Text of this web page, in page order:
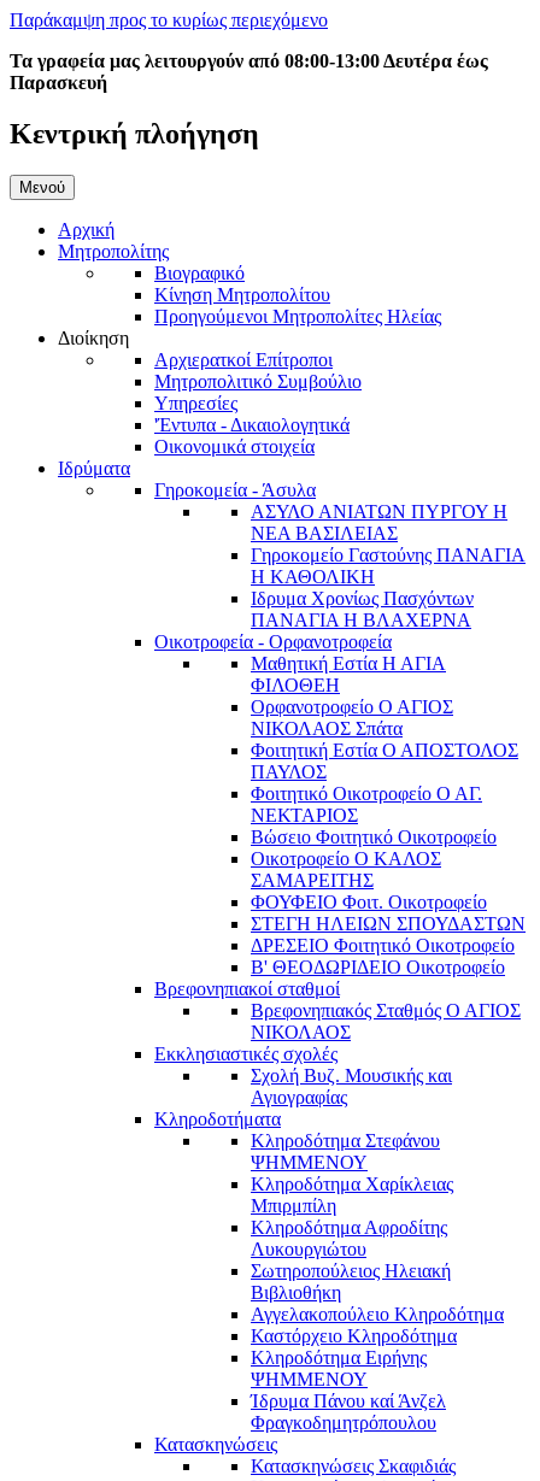
Παράκαμψη προς το κυρίως περιεχόμενο
Τα γραφεία μας λειτουργούν από 08:00-13:00 Δευτέρα έως
Παρασκευή
Κεντρική πλοήγηση
Μενού
Αρχική
Μητροπολίτης
Βιογραφικό
Κίνηση Μητροπολίτου
Προηγούμενοι Μητροπολίτες Ηλείας
Διοίκηση
Αρχιερατκοί Επίτροποι
Μητροπολιτικό Συμβούλιο
Υπηρεσίες
'Έντυπα - Δικαιολογητικά
Οικονομικά στοιχεία
Ιδρύματα
Γηροκομεία - Άσυλα
ΑΣΥΛΟ ΑΝΙΑΤΩΝ ΠΥΡΓΟΥ Η
ΝΕΑ ΒΑΣΙΛΕΙΑΣ
Γηροκομείο Γαστούνης ΠΑΝΑΓΙΑ
Η ΚΑΘΟΛΙΚΗ
Ιδρυμα Χρονίως Πασχόντων
ΠΑΝΑΓΙΑ Η ΒΛΑΧΕΡΝΑ
Οικοτροφεία - Ορφανοτροφεία
Μαθητική Εστία Η ΑΓΙΑ
ΦΙΛΟΘΕΗ
Ορφανοτροφείο Ο ΑΓΙΟΣ
ΝΙΚΟΛΑΟΣ Σπάτα
Φοιτητική Εστία Ο ΑΠΟΣΤΟΛΟΣ
ΠΑΥΛΟΣ
Φοιτητικό Οικοτροφείο Ο ΑΓ.
ΝΕΚΤΑΡΙΟΣ
Βώσειο Φοιτητικό Οικοτροφείο
Οικοτροφείο Ο ΚΑΛΟΣ
ΣΑΜΑΡΕΙΤΗΣ
ΦΟΥΦΕΙΟ Φοιτ. Οικοτροφείο
ΣΤΕΓΗ ΗΛΕΙΩΝ ΣΠΟΥΔΑΣΤΩΝ
ΔΡΕΣΕΙΟ Φοιτητικό Οικοτροφείο
Β' ΘΕΟΔΩΡΙΔΕΙΟ Οικοτροφείο
Βρεφονηπιακοί σταθμοί
Βρεφονηπιακός Σταθμός Ο ΑΓΙΟΣ
ΝΙΚΟΛΑΟΣ
Εκκλησιαστικές σχολές
Σχολή Βυζ. Μουσικής και
Αγιογραφίας
Κληροδοτήματα
Κληροδότημα Στεφάνου
ΨΗΜΜΕΝΟΥ
Κληροδότημα Χαρίκλειας
Μπιρμπίλη
Κληροδότημα Αφροδίτης
Λυκουργιώτου
Σωτηροπούλειος Ηλειακή
Βιβλιοθήκη
Αγγελακοπούλειο Κληροδότημα
Καστόρχειο Κληροδότημα
Κληροδότημα Ειρήνης
ΨΗΜΜΕΝΟΥ
Ίδρυμα Πάνου καί Άνζελ
Φραγκοδημητρόπουλου
Κατασκηνώσεις
Κατασκηνώσεις Σκαφιδιάς